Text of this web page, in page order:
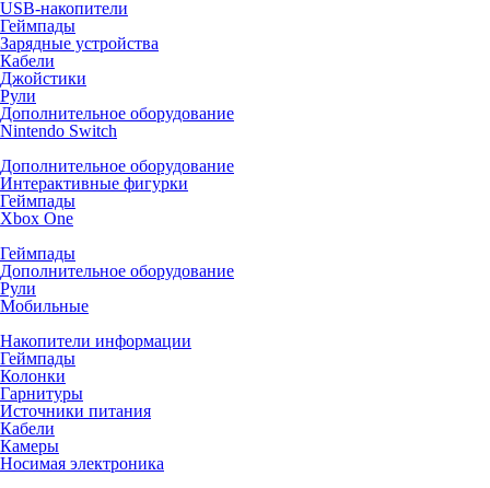
USB-накопители
Геймпады
Зарядные устройства
Кабели
Джойстики
Рули
Дополнительное оборудование
Nintendo Switch
Дополнительное оборудование
Интерактивные фигурки
Геймпады
Xbox One
Геймпады
Дополнительное оборудование
Рули
Мобильные
Накопители информации
Геймпады
Колонки
Гарнитуры
Источники питания
Кабели
Камеры
Носимая электроника